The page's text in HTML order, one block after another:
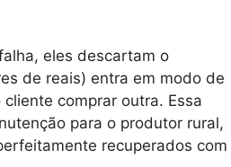
eles descartam o
de reais) entra em modo de
comprar outra. Essa
para o produtor rural,
recuperados com